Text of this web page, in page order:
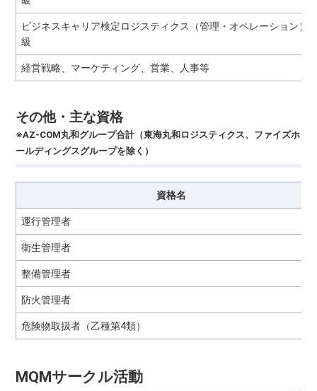
ビジネスキャリア検定ロジスティクス（管理・オペレーション）3
級
経営戦略、マーケティング、営業、人事等
その他・主な資格
※AZ-COM丸和グループ合計（東海丸和ロジスティクス、ファイズホ
ールディングスグループを除く）
資格名
運行管理者
衛生管理者
整備管理者
防火管理者
危険物取扱者（乙種第4類）
MQMサークル活動